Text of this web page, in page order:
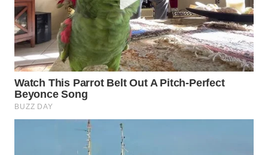
INFRASTRUKTUR
WAHANA
KONSUMEN
WAHANA
LISTRIK